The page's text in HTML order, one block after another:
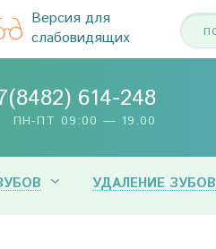
Версия для
слабовидящих
614-248
ПН-ПТ 09:00 — 19.00
УДАЛЕНИЕ ЗУБОВ